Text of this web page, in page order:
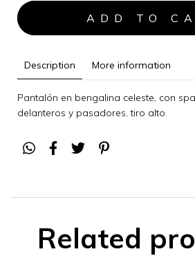
Description More information
Pantalón en bengalina celeste, con
delanteros y pasadores, tiro alto.
Related